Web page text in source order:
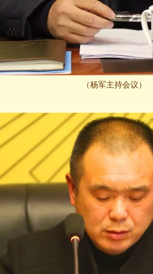
（杨军主持会议）